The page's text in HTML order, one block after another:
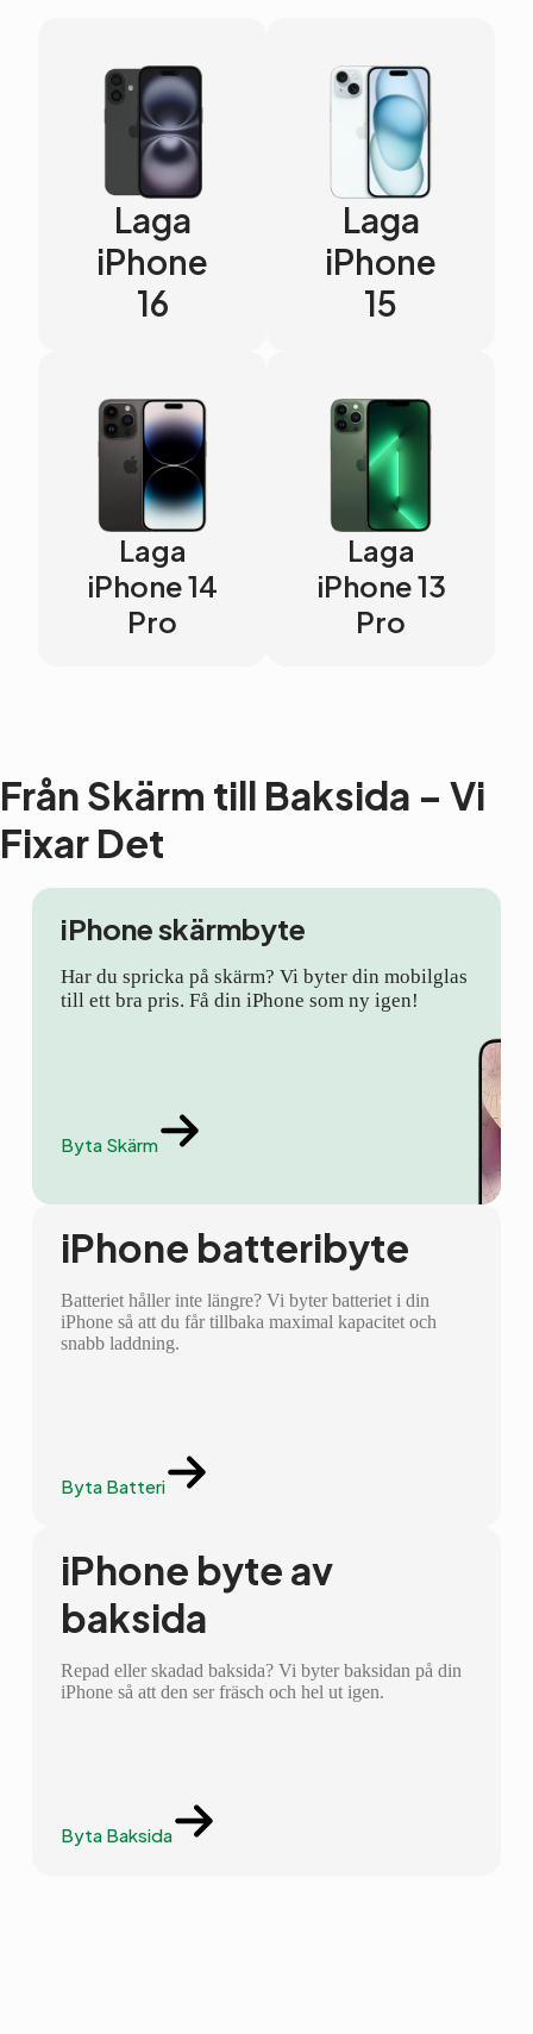
Laga
iPhone
16
Laga
iPhone
15
Laga
iPhone 14
Pro
Laga
iPhone 13
Pro
Från Skärm till Baksida – Vi
Fixar Det
iPhone skärmbyte
Har du spricka på skärm? Vi byter din mobilglas
till ett bra pris. Få din iPhone som ny igen!
Byta Skärm
iPhone batteribyte
Batteriet håller inte längre? Vi byter batteriet i din
iPhone så att du får tillbaka maximal kapacitet och
snabb laddning.
Byta Batteri
iPhone byte av
baksida
Repad eller skadad baksida? Vi byter baksidan på din
iPhone så att den ser fräsch och hel ut igen.
Byta Baksida